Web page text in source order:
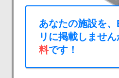
あなたの施設を
リに掲載しませ
料です！